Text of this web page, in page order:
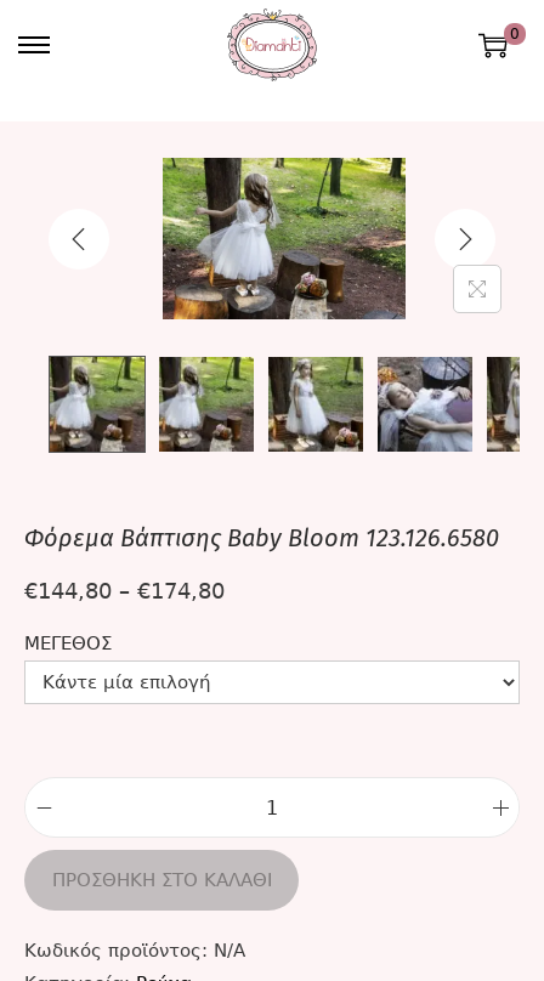
0
Φόρεμα Βάπτισης Βaby Bloom 123.126.6580
€144,80 – €174,80
ΜΈΓΕΘΟΣ
ΠΡΟΣΘΉΚΗ ΣΤΟ ΚΑΛΆΘΙ
Κωδικός προϊόντος: N/A